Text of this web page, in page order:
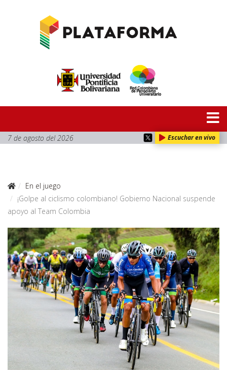
7 de agosto del 2026 Escuchar en vivo
En el juego
¡Golpe al ciclismo colombiano! Gobierno Nacional suspende
apoyo al Team Colombia